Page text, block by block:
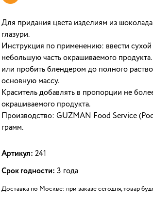
Для придания цвета изделиям из
глазури.
Инструкция по применению: ввести сухой
небольшую часть окрашиваемого
или пробить блендером до полного
основную массу.
Краситель добавлять в пропорции не
окрашиваемого продукта.
Производство: GUZMAN Food Service
грамм.
Артикул: 241
Срок годности: 3 года
Доставка по Москве: при заказе сегодня, товар